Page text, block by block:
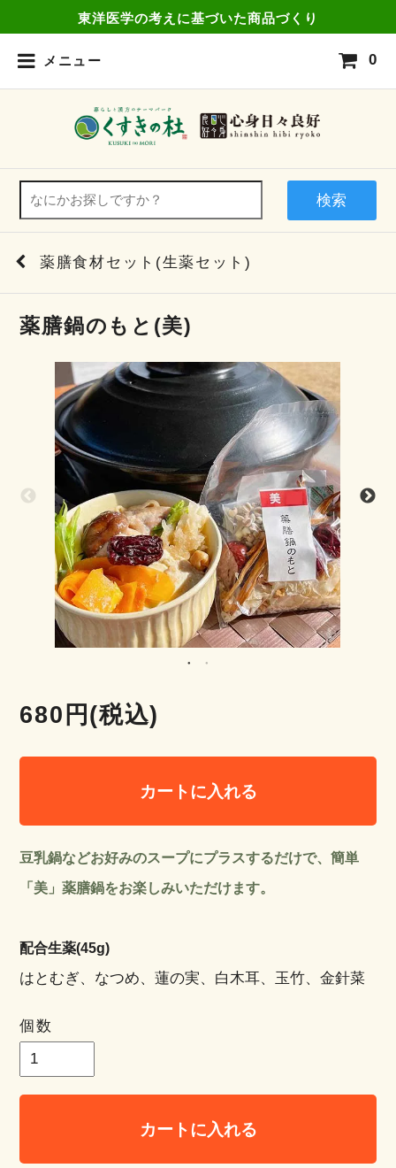
東洋医学の考えに基づいた商品づくり
メニュー 0
検索
薬膳食材セット(生薬セット)
薬膳鍋のもと(美)
680円(税込)
カートに入れる
豆乳鍋などお好みのスープにプラスするだけで、簡単
「美」薬膳鍋をお楽しみいただけます。
配合生薬(45g)
はとむぎ、なつめ、蓮の実、白木耳、玉竹、金針菜
個数
カートに入れる